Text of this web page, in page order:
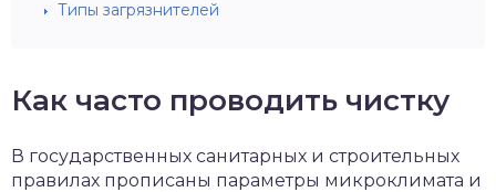
Типы загрязнителей
Как часто проводить чистку
В государственных санитарных и строительных
правилах прописаны параметры микроклимата и